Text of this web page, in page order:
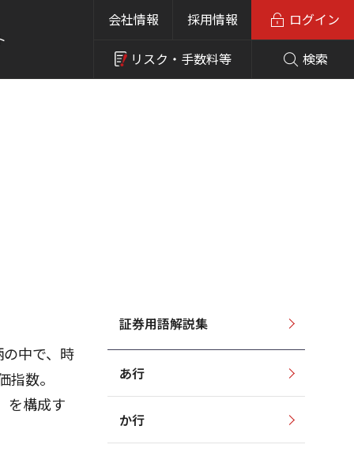
会社情報 採用情報
リスク・ 手数料等 検索
ログイン
中で、時
数。
を構成す
証券用語解説集
あ行
か行